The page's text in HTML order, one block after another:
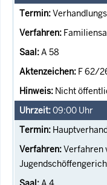
A 58
F 62/
Nicht
09:00 Uhr
Verfahren